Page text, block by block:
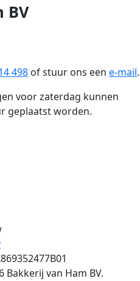
BV
498 of stuur ons een e-mail.
voor zaterdag kunnen
geplaatst worden.
Bakkerij van Ham BV.